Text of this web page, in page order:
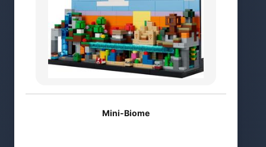
Mini-Biome